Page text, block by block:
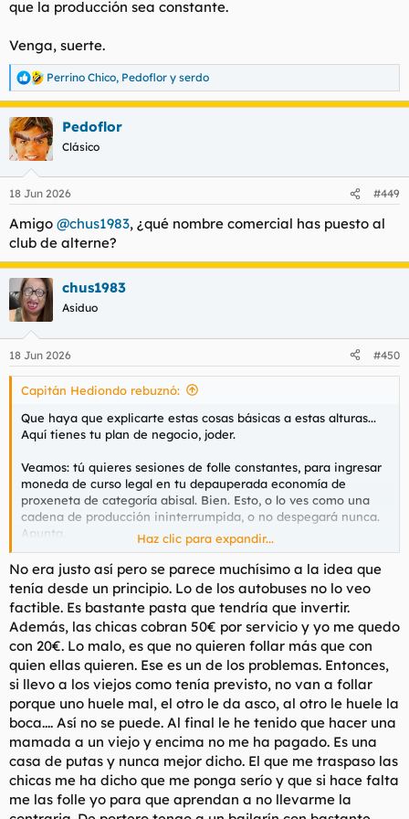
que la producción sea constante.
Venga, suerte.
R
e
a
c
c
i
e
:
Perrino Chico, Pedoflor y serdo
Pedoflor
Clásico
18 Jun 2026 #449
Amigo @chus1983, ¿qué nombre comercial has puesto al
club de alterne?
chus1983
Asiduo
18 Jun 2026 #450
Capitán Hediondo rebuznó:
Que haya que explicarte estas cosas básicas a estas alturas...
Aquí tienes tu plan de negocio, joder.
Veamos: tú quieres sesiones de folle constantes, para ingresar
moneda de curso legal en tu depauperada economía de
proxeneta de categoría abisal. Bien. Esto, o lo ves como una
cadena de producción ininterrumpida, o no despegará nunca.
Apunta.
-Contrata un servicio barato de microbuses. Los de 20 plazas
están bien.
-Recoges tandas de abuelos pasando por los asilos, donde
previamente has hecho un trabajo de márketing para fidelizar
clientes.
-Descargas en el local, donde habrás montado previamente un
túnel de lavado tamaño "jubilado"
-PAGAN ANTES DEL SERVICIO. Porsiaca.
-Lavas a los abuelos con la ropa puesta. Secado final y algo de
colonia barata.
-Entran en tandas de a cuatro a follar. No habrá quejas de las
Haz clic para expandir...
No era justo así pero se parece muchísimo a la idea que
tenía desde un principio. Lo de los autobuses no lo veo
factible. Es bastante pasta que tendría que invertir.
Además, las chicas cobran 50€ por servicio y yo me quedo
con 20€. Lo malo, es que no quieren follar más que con
quien ellas quieren. Ese es un de los problemas. Entonces,
si llevo a los viejos como tenía previsto, no van a follar
porque uno huele mal, el otro le da asco, al otro le huele la
boca.... Así no se puede. Al final le he tenido que hacer una
mamada a un viejo y encima no me ha pagado. Es una
casa de putas y nunca mejor dicho. El que me traspaso las
chicas me ha dicho que me ponga serío y que si hace falta
me las folle yo para que aprendan a no llevarme la